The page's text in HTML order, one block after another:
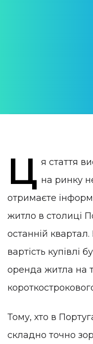
16 August 2024
Ц я стаття
на ринку
отримаєте
житло в столиці
останній
вартість купівлі
оренда житла на
Тому, хто в
складно точно